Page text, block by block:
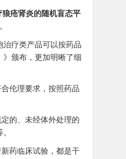
疮肾炎的随机盲态平
治疗类产品可以按药品
颁布，更加明晰了细
伦理要求，按照药品
的、未经体外处理的
药临床试验，都是干